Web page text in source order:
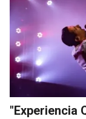
"Experiencia